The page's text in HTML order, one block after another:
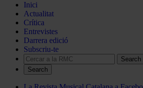
Inici
Actualitat
Crítica
Entrevistes
Darrera edició
Subscriu-te
Search